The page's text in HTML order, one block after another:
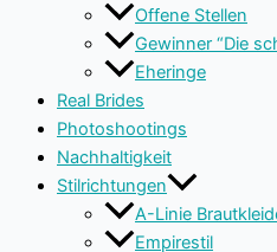
Offene Stellen
Gewinner “Die
Eheringe
Real Brides
Photoshootings
Nachhaltigkeit
Stilrichtungen
A-Linie
Empirestil